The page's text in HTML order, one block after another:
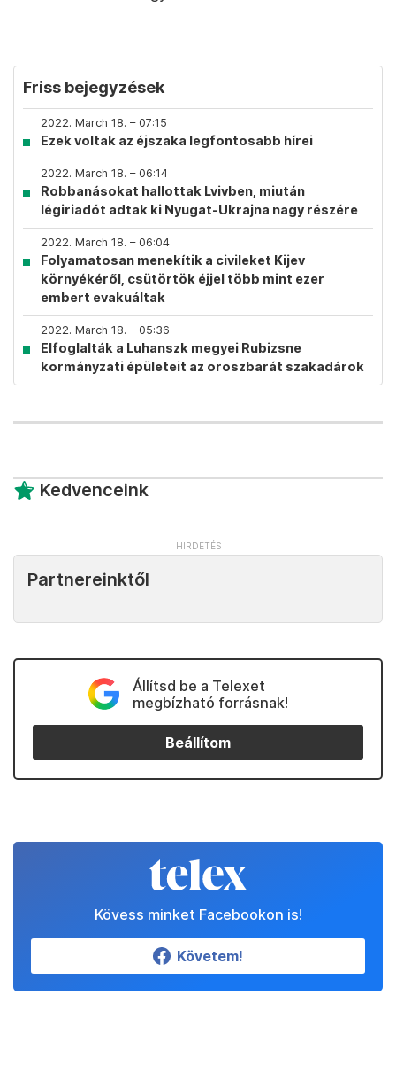
Friss bejegyzések
2022. March 18. – 07:15
Ezek voltak az éjszaka legfontosabb hírei
2022. March 18. – 06:14
Robbanásokat hallottak Lvivben, miután
légiriadót adtak ki Nyugat-Ukrajna nagy részére
2022. March 18. – 06:04
Folyamatosan menekítik a civileket Kijev
környékéről, csütörtök éjjel több mint ezer
embert evakuáltak
2022. March 18. – 05:36
Elfoglalták a Luhanszk megyei Rubizsne
kormányzati épületeit az oroszbarát szakadárok
Kedvenceink
Partnereinktől
Állítsd be a Telexet
megbízható forrásnak!
Beállítom
Kövess minket Facebookon is!
Követem!